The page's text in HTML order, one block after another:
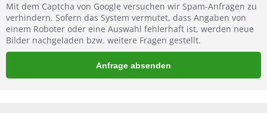
Mit dem Captcha von Google versuchen wir Spam-Anfragen zu
verhindern. Sofern das System vermutet, dass Angaben von
einem Roboter oder eine Auswahl fehlerhaft ist, werden neue
Bilder nachgeladen bzw. weitere Fragen gestellt.